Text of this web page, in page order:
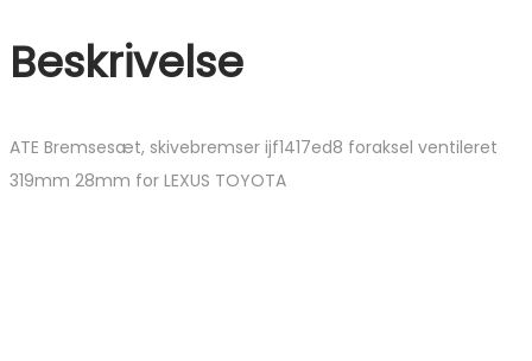
Beskrivelse
ATE Bremsesæt, skivebremser ijf1417ed8 foraksel ventileret
319mm 28mm for LEXUS TOYOTA